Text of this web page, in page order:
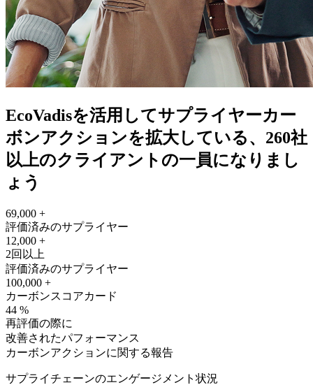
EcoVadisを活用してサプライヤーカー
ボンアクションを拡大している、260社
以上のクライアントの一員になりまし
ょう
69,000 +
評価済みのサプライヤー
12,000 +
2回以上
評価済みのサプライヤー
100,000 +
カーボンスコアカード
44 %
再評価の際に
改善されたパフォーマンス
カーボンアクションに関する報告
サプライチェーンのエンゲージメント状況